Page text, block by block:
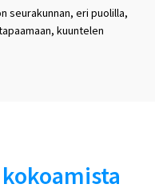
seurakunnan, eri puolilla,
kuuntelen
asiantuntija